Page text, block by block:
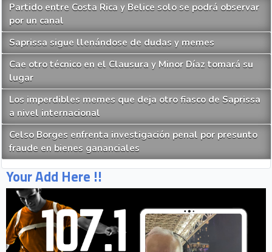
Partido entre Costa Rica y Belice solo se podrá observar
por un canal
Saprissa sigue llenándose de dudas y memes
Cae otro técnico en el Clausura y Minor Díaz tomará su
lugar
Los imperdibles memes que deja otro fiasco de Saprissa
a nivel internacional
Celso Borges enfrenta investigación penal por presunto
fraude en bienes gananciales
Your Add Here !!